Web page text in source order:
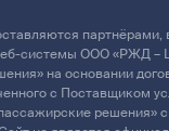
партнёрами,
системы ООО «РЖД –
на основании
с Поставщиком
решения»